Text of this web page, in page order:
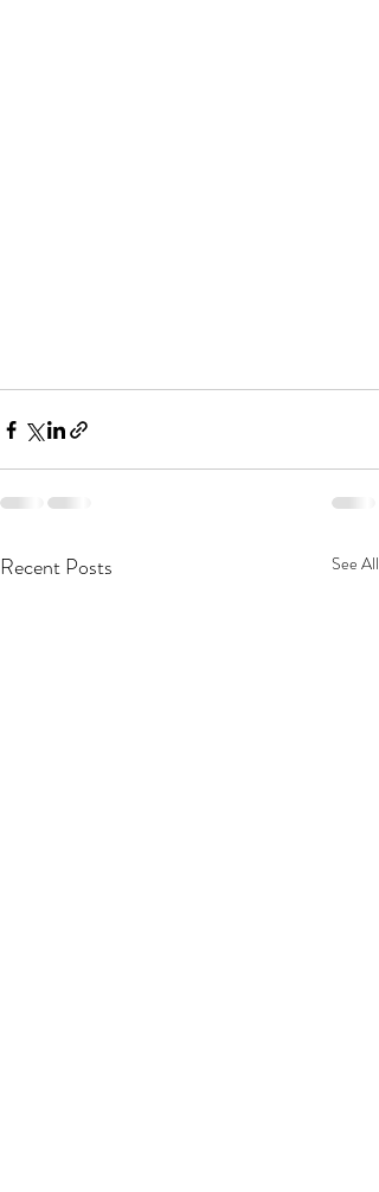
Recent Posts See All